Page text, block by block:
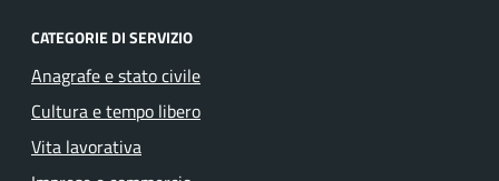
CATEGORIE DI SERVIZIO
Anagrafe e stato civile
Cultura e tempo libero
Vita lavorativa